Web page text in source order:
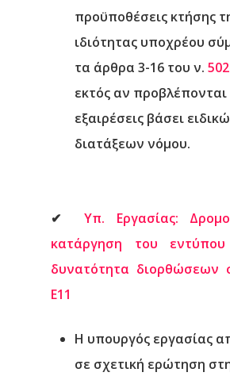
προϋποθέσεις κτήσης
ιδιότητας υποχρέου
τα άρθρα 3-16 του ν.
εκτός αν προβλέπονται
εξαιρέσεις βάσει
διατάξεων νόμου.
✔
Υπ. Εργασίας:
κατάργηση του
δυνατότητα διορθώσεων
Ε11
Η υπουργός εργασίας
σε σχετική ερώτηση